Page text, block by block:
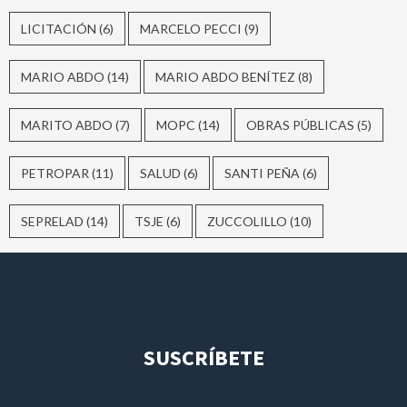
LICITACIÓN (6) MARCELO PECCI (9)
MARIO ABDO (14) MARIO ABDO BENÍTEZ (8)
MARITO ABDO (7) MOPC (14) OBRAS PÚBLICAS (5)
PETROPAR (11) SALUD (6) SANTI PEÑA (6)
SEPRELAD (14) TSJE (6) ZUCCOLILLO (10)
SUSCRÍBETE